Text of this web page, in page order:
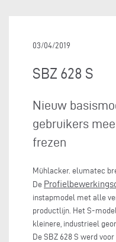
03/04/2019
SBZ 628 S
Nieuw
gebruikers
frezen
Mühlacker. elumatec
De
instapmodel met alle
productlijn. Het S-
kleinere, industrieel
De SBZ 628 S werd